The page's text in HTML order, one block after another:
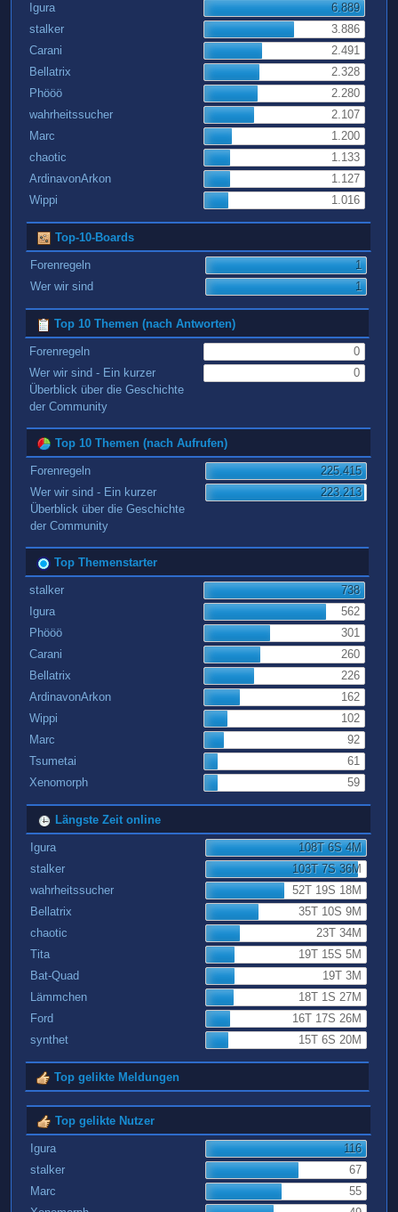
Igura
6.889
stalker
3.886
Carani
2.491
Bellatrix
2.328
Phööö
2.280
wahrheitssucher
2.107
Marc
1.200
chaotic
1.133
ArdinavonArkon
1.127
Wippi
1.016
Top-10-Boards
Forenregeln
1
Wer wir sind
1
Top 10 Themen (nach Antworten)
Forenregeln
0
Wer wir sind - Ein kurzer
Überblick über die Geschichte
der Community
0
Top 10 Themen (nach Aufrufen)
Forenregeln
225.415
Wer wir sind - Ein kurzer
Überblick über die Geschichte
der Community
223.213
Top Themenstarter
stalker
738
Igura
562
Phööö
301
Carani
260
Bellatrix
226
ArdinavonArkon
162
Wippi
102
Marc
92
Tsumetai
61
Xenomorph
59
Längste Zeit online
Igura
108T 6S 4M
stalker
103T 7S 36M
wahrheitssucher
52T 19S 18M
Bellatrix
35T 10S 9M
chaotic
23T 34M
Tita
19T 15S 5M
Bat-Quad
19T 3M
Lämmchen
18T 1S 27M
Ford
16T 17S 26M
synthet
15T 6S 20M
Top gelikte Meldungen
Top gelikte Nutzer
Igura
116
stalker
67
Marc
55